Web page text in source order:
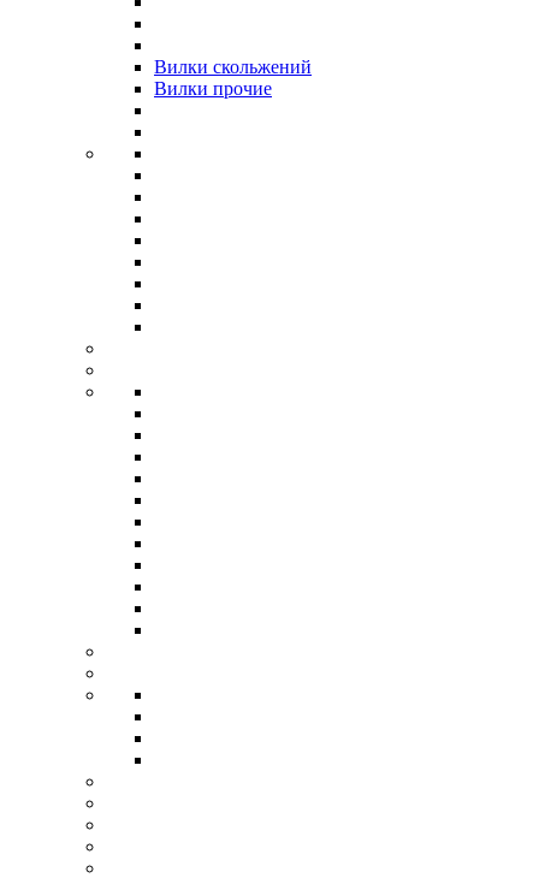
Вилки скольжений
Вилки прочие